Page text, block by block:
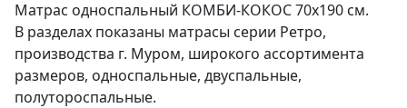
Матрас односпальный КОМБИ-КОКОС 70х190 см.
В разделах показаны матрасы серии Ретро,
производства г. Муром, широкого ассортимента
размеров, односпальные, двуспальные,
полутороспальные.